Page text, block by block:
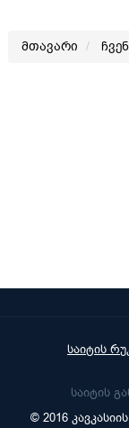
მთავარი
საიტის
საიტის
© 2016